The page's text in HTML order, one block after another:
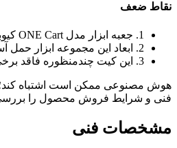
نقاط ضعف
1. جعبه ابزار مدل ONE Cart کیوبریک وزن نسبتاً بالایی دارد.
2. ابعاد این مجموعه ابزار حمل آسان را محدود می‌کند.
3. این کیت چندمنظوره فاقد برخی ابزارهای تخصصی است.
هوش مصنوعی ممکن است اشتباه
فنی و شرایط فروش محصول را
مشخصات فنی